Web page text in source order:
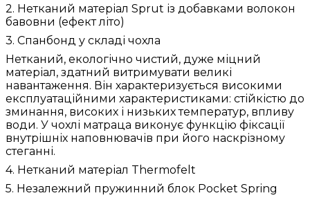
2. Нетканий матеріал Sprut із добавками волокон
бавовни (ефект літо)
3. Спанбонд у складі чохла
Нетканий, екологічно чистий, дуже міцний
матеріал, здатний витримувати великі
навантаження. Він характеризується високими
експлуатаційними характеристиками: стійкістю до
зминання, високих і низьких температур, впливу
води. У чохлі матраца виконує функцію фіксації
внутрішніх наповнювачів при його наскрізному
стеганні.
4. Нетканий матеріал Thermofelt
5. Незалежний пружинний блок Pocket Spring